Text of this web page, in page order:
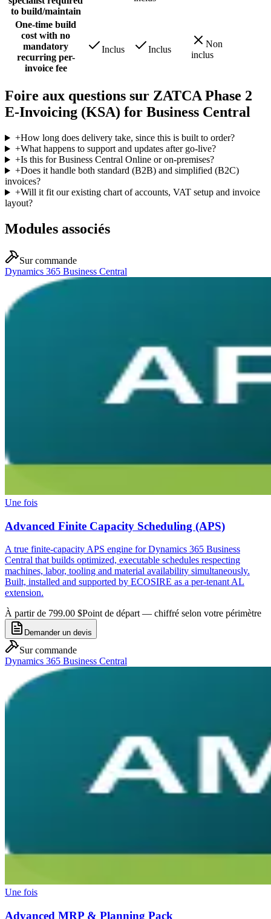
to build/maintain
One-time build
cost with no
mandatory
recurring per-
invoice fee
Inclus Inclus
Non
inclus
Foire aux questions sur ZATCA Phase 2
E-Invoicing (KSA) for Business Central
+How long does delivery take, since this is built to order?
+What happens to support and updates after go-live?
+Is this for Business Central Online or on-premises?
+Does it handle both standard (B2B) and simplified (B2C)
invoices?
+Will it fit our existing chart of accounts, VAT setup and invoice
layout?
Modules associés
Sur commande
Dynamics 365 Business Central
Une fois
Advanced Finite Capacity Scheduling (APS)
A true finite-capacity APS engine for Dynamics 365 Business
Central that builds optimized, executable schedules respecting
machines, labor, tooling and material availability simultaneously.
Built, installed and supported by ECOSIRE as a per-tenant AL
extension.
À partir de 799.00 $Point de départ — chiffré selon votre périmètre
Demander un devis
Sur commande
Dynamics 365 Business Central
Une fois
Advanced MRP & Planning Pack